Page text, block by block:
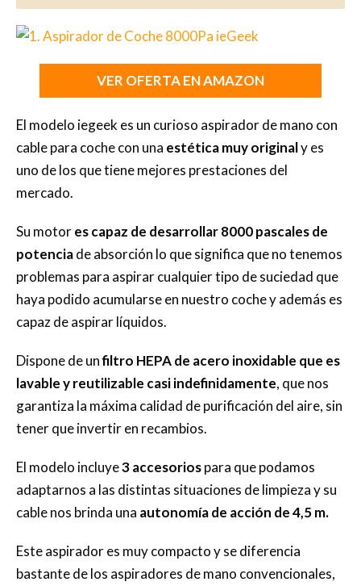
VER OFERTA EN AMAZON
El modelo iegeek es un curioso aspirador de mano con
cable para coche con una estética muy originaly es
uno de los que tiene mejores prestaciones del
mercado.
Su motores capaz de desarrollar 8000 pascales de
potenciade absorción lo que significa que no tenemos
problemas para aspirar cualquier tipo de suciedad que
haya podido acumularse en nuestro coche y además es
capaz de aspirar líquidos.
Dispone de unfiltro HEPA de acero inoxidable que es
lavable y reutilizable casi indefinidamente, que nos
garantiza la máxima calidad de purificación del aire, sin
tener que invertir en recambios.
El modelo incluye3 accesoriospara que podamos
adaptarnos a las distintas situaciones de limpieza y su
cable nos brinda una autonomía de acción de 4,5 m.
Este aspirador es muy compacto y se diferencia
bastante de los aspiradores de mano convencionales,